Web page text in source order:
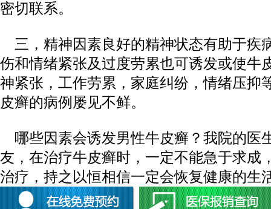
密切联系。
三，精神因素良好的精神状态有助于疾
伤和情绪紧张及过度劳累也可诱发或使牛
神紧张，工作劳累，家庭纠纷，情绪压抑
皮癣的病例屡见不鲜。
哪些因素会诱发男性牛皮癣？我院的医
友，在治疗牛皮癣时，一定不能急于求成
治疗，持之以恒相信一定会恢复健康的生